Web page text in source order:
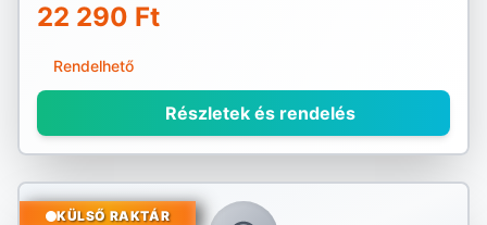
22 290 Ft
Rendelhető
Részletek és rendelés
KÜLSŐ RAKTÁR